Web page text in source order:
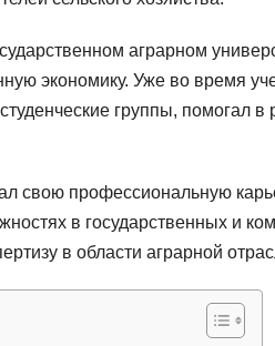
аграрном
экономику. Уже во время
группы, помогал в
свою профессиональную
в государственных и
в области аграрной